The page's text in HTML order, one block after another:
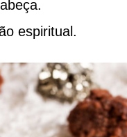
espiritual.